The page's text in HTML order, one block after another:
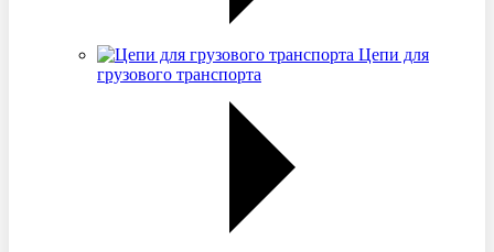
Цепи для
грузового транспорта